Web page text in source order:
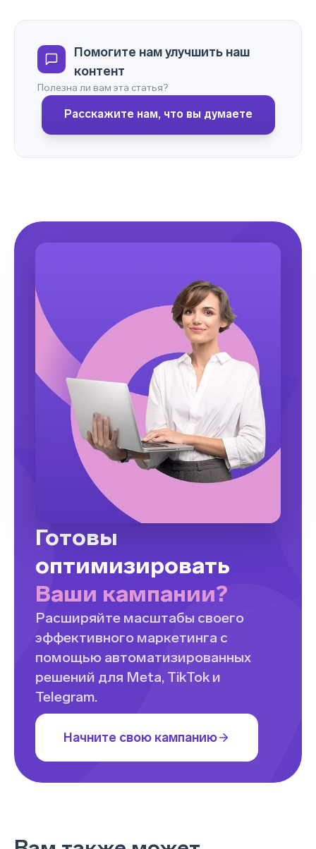
Помогите нам улучшить наш
контент
Полезна ли вам эта статья?
Расскажите нам, что вы думаете
Готовы
оптимизировать
Ваши кампании?
Расширяйте масштабы своего
эффективного маркетинга с
помощью автоматизированных
решений для Meta, TikTok и
Telegram.
Начните свою кампанию